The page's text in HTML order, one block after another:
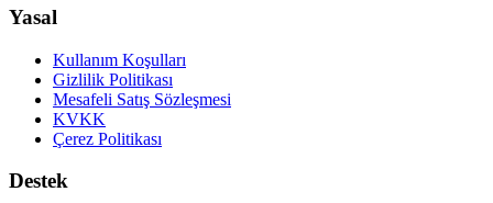
Yasal
Kullanım Koşulları
Gizlilik Politikası
Mesafeli Satış Sözleşmesi
KVKK
Çerez Politikası
Destek